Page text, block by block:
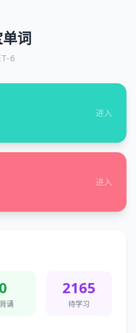
词
6
进入
进入
诵
2165
待学习